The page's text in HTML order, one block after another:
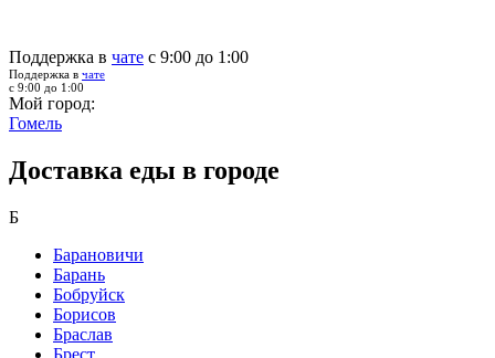
Поддержка в чате с 9:00 до 1:00
Поддержка в чате
с 9:00 до 1:00
Мой город:
Гомель
Доставка еды в городе
Б
Барановичи
Барань
Бобруйск
Борисов
Браслав
Брест